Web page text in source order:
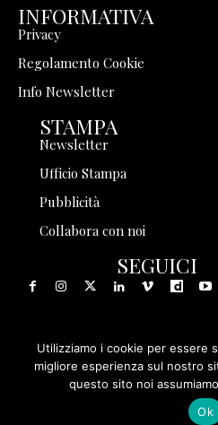
INFORMATIVA
Privacy
Regolamento Cookie
Info Newsletter
STAMPA
Newsletter
Ufficio Stampa
Pubblicità
Collabora con noi
SEGUICI
© 1999 - 2025 Storia in Rete
IVA
Utilizziamo i cookie per essere
migliore esperienza sul nostro
questo sito noi
Ok